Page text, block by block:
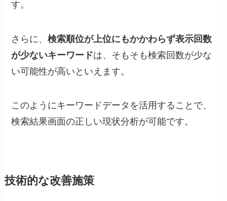
す。
さらに、検索順位が上位にもかかわらず表示回数
が少ないキーワードは、そもそも検索回数が少な
い可能性が高いといえます。
このようにキーワードデータを活用することで、
検索結果画面の正しい現状分析が可能です。
技術的な改善施策